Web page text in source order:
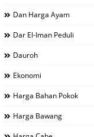
Dan Harga Ayam
Dar El-Iman Peduli
Dauroh
Ekonomi
Harga Bahan Pokok
Harga Bawang